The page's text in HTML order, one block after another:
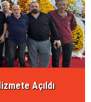
Açıldı